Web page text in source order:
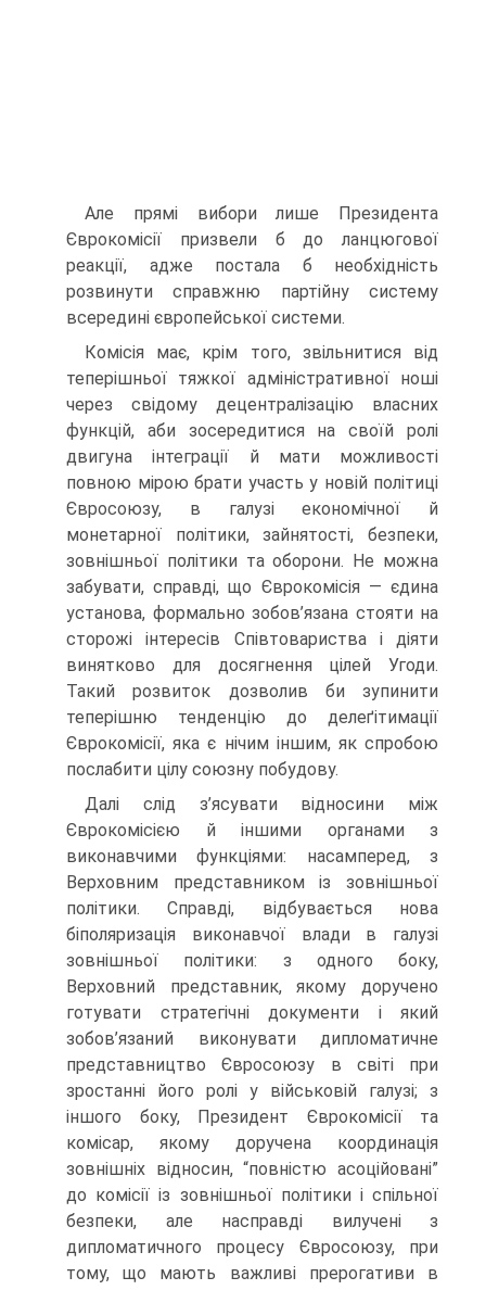
Але прямі вибори лише Президента
Єврокомісії призвели б до ланцюгової
реакції, адже постала б необхідність
розвинути справжню партійну систему
всередині європейської системи.
Комісія має, крім того, звільнитися від
теперішньої тяжкої адміністративної ноші
через свідому децентралізацію власних
функцій, аби зосередитися на своїй ролі
двигуна інтеграції й мати можливості
повною мірою брати участь у новій політиці
Євросоюзу, в галузі економічної й
монетарної політики, зайнятості, безпеки,
зовнішньої політики та оборони. Не можна
забувати, справді, що Єврокомісія — єдина
установа, формально зобов’язана стояти на
сторожі інтересів Співтовариства і діяти
винятково для досягнення цілей Угоди.
Такий розвиток дозволив би зупинити
теперішню тенденцію до делеґітимації
Єврокомісії, яка є нічим іншим, як спробою
послабити цілу союзну побудову.
Далі слід з’ясувати відносини між
Єврокомісією й іншими органами з
виконавчими функціями: насамперед, з
Верховним представником із зовнішньої
політики. Справді, відбувається нова
біполяризація виконавчої влади в галузі
зовнішньої політики: з одного боку,
Верховний представник, якому доручено
готувати стратегічні документи і який
зобов’язаний виконувати дипломатичне
представництво Євросоюзу в світі при
зростанні його ролі у військовій галузі; з
іншого боку, Президент Єврокомісії та
комісар, якому доручена координація
зовнішніх відносин, “повністю асоційовані”
до комісії із зовнішньої політики і спільної
безпеки, але насправді вилучені з
дипломатичного процесу Євросоюзу, при
тому, що мають важливі прерогативи в